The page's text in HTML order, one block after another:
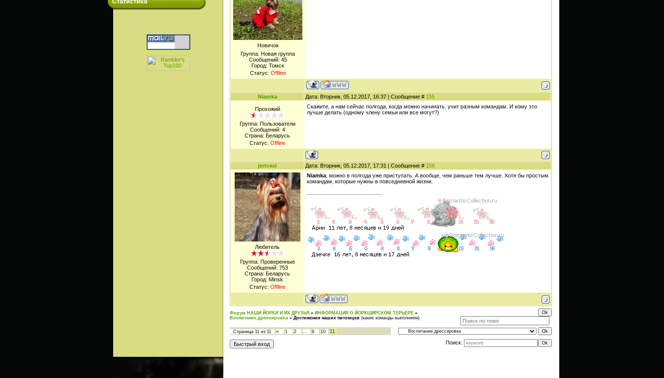
Новичок
Группа: Новая группа
Сообщений: 45
Город: Томск
Статус: Offline
Niamka Дата: Вторник, 05.12.2017, 16:37 | Сообщение # 155
Прохожий
Группа: Пользователи
Сообщений: 4
Страна: Беларусь
Статус: Offline
Скажите, а нам сейчас полгода, когда можно начинать, учит разным командам. И кому это
лучше делать (одному члену семьи или все могут?)
jertvasi Дата: Вторник, 05.12.2017, 17:31 | Сообщение # 156
Любитель
Группа: Проверенные
Сообщений: 753
Страна: Беларусь
Город: Minsk
Статус: Offline
Niamka , можно в полгода уже приступать. А вообще, чем раньше тем лучше. Хотя бы простым
командам, которые нужны в повседневной жизни.
Форум НАШИ ЙОРКИ И ИХ ДРУЗЬЯ » ИНФОРМАЦИЯ О ЙОРКШИРСКОМ ТЕРЬЕРЕ »
Воспитание,дрессировка » Достижения наших питомцев (какие команды выполняем)
Страница 11 из 11 « 1 2 … 9 10
11
Поиск: